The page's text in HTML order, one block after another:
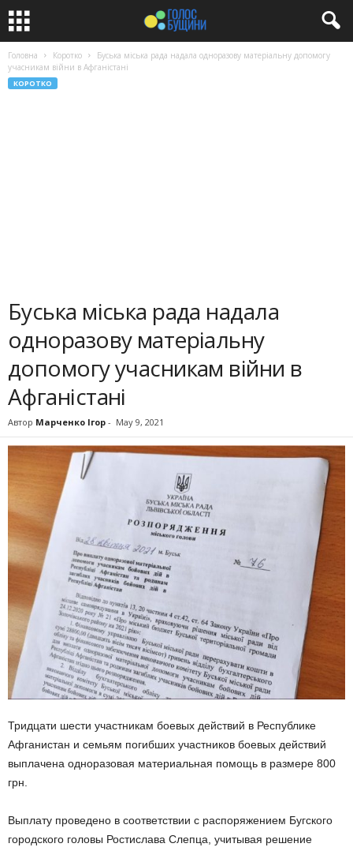
Головна Коротко
Буська міська рада надала одноразову матеріальну допомогу
учасникам війни в Афганістані
КОРОТКО
Буська міська рада надала
одноразову матеріальну
допомогу учасникам війни в
Афганістані
Автор Марченко Ігор - May 9, 2021
Тридцати шести участникам боевых действий в Республике
Афганистан и семьям погибших участников боевых действий
выплачена одноразовая материальная помощь в размере 800
грн.
Выплату проведено в соответствии с распоряжением Бугского
городского головы Ростислава Слепца, учитывая решение